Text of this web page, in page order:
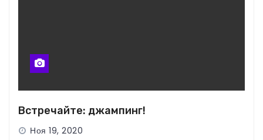
Встречайте: джампинг!
Ноя 19, 2020